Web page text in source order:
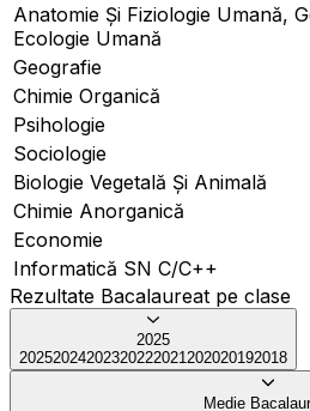
Anatomie Și Fiziologie Umană,
Ecologie Umană
Geografie
Chimie Organică
Psihologie
Sociologie
Biologie Vegetală Și Animală
Chimie Anorganică
Economie
Informatică SN C/C++
Rezultate Bacalaureat pe clase
2025
20252024202320222021202020192018
Medie